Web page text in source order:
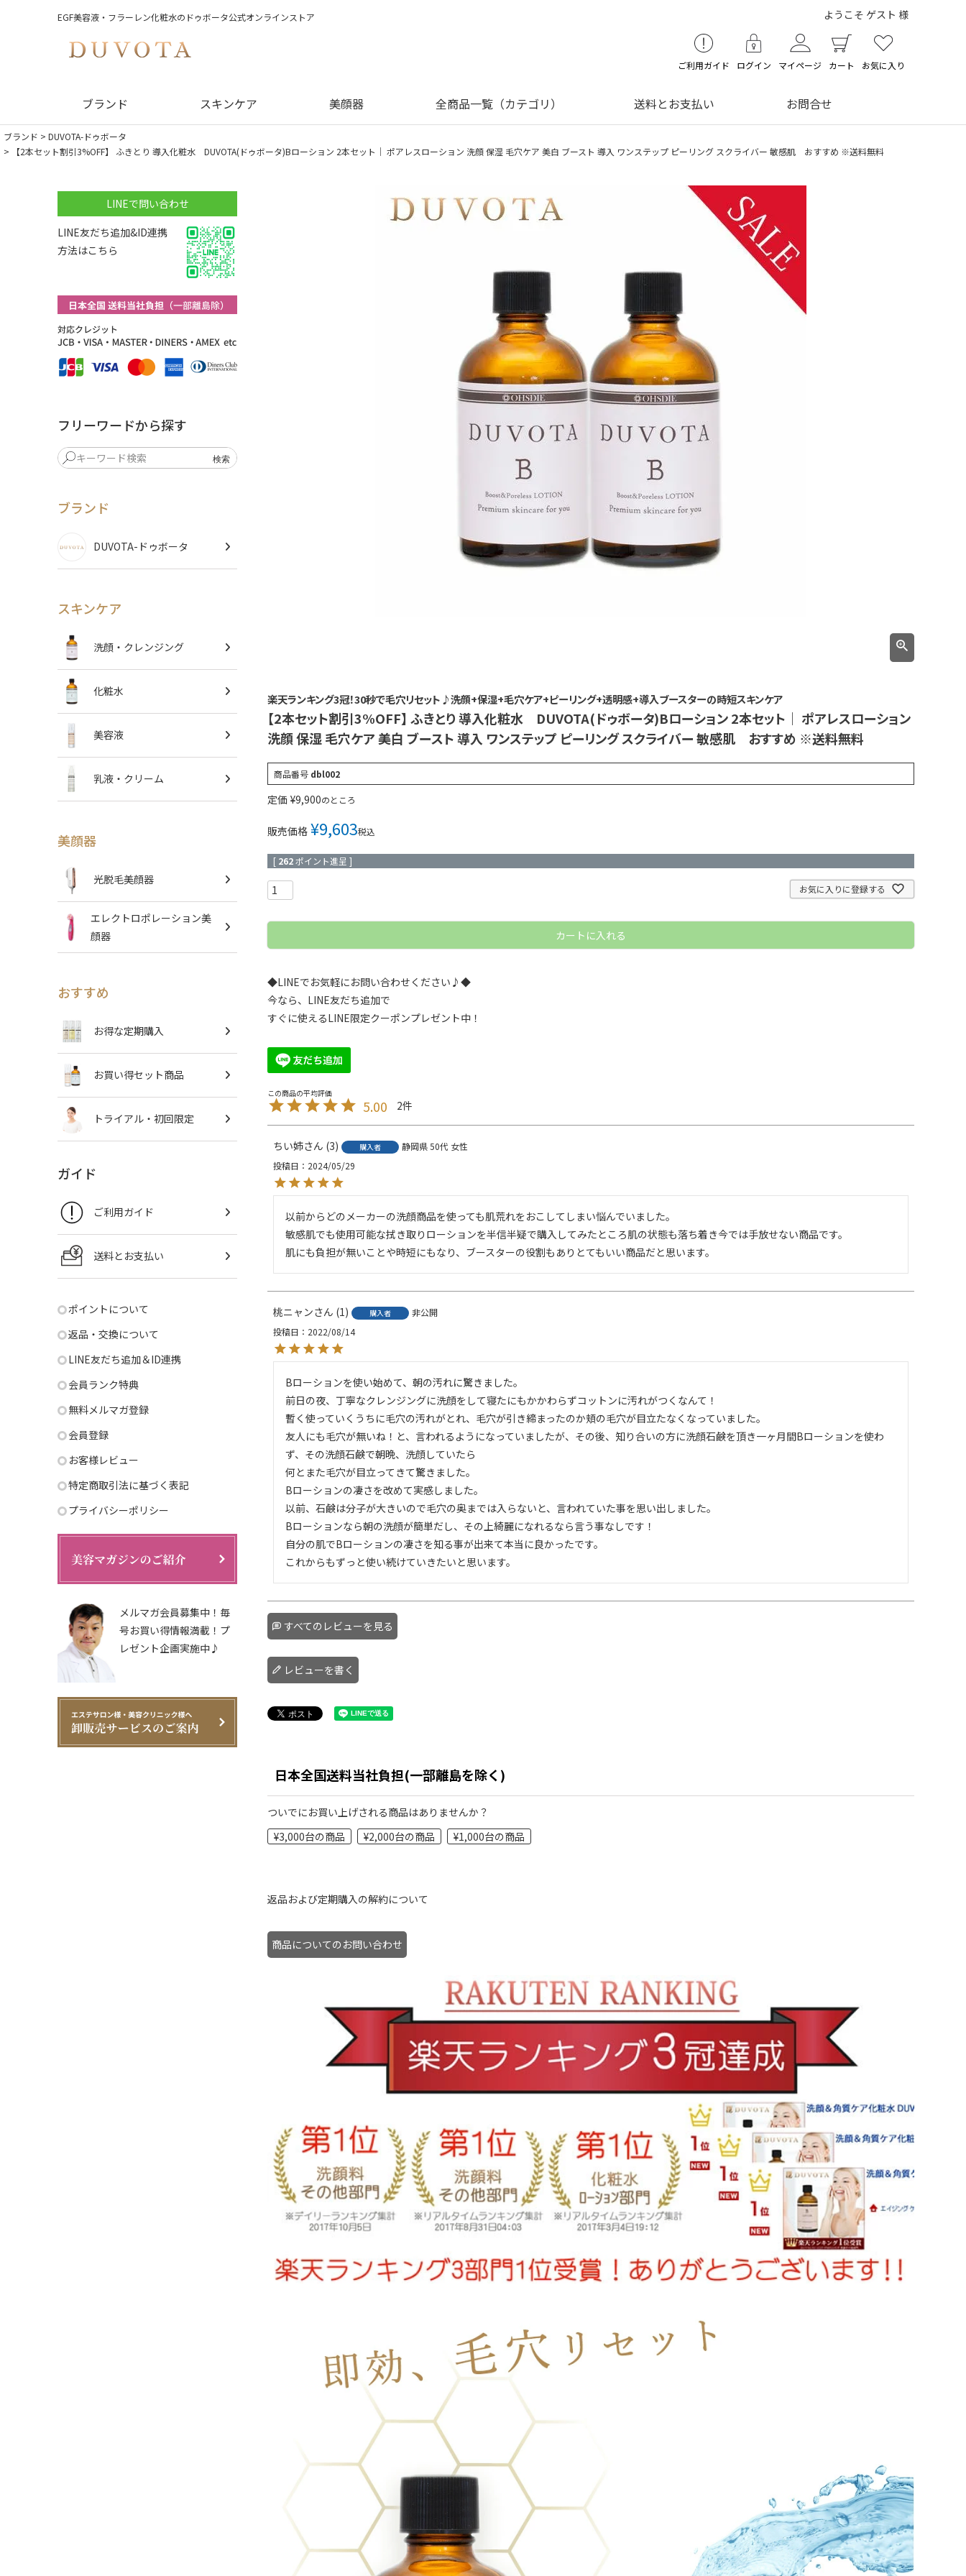
EGF美容液・フラーレン化粧水のドゥボータ公式オンラインストア ようこそ ゲスト 様
ご利用ガイド ログイン マイページ カート お気に入り
ブランド スキンケア 美顔器 全商品一覧（カテゴリ） 送料とお支払い お問合せ
ブランド
DUVOTA-ドゥボータ
【2本セット割引3%OFF】 ふきとり 導入化粧水 DUVOTA(ドゥボータ)Bローション 2本セット｜ ポアレスローション 洗顔 保湿 毛穴ケア 美白 ブースト 導入 ワンステップ ピーリング スクライバー 敏感肌 おすすめ ※送料無料
LINEで問い合わせ
LINE友だち追加&ID連携
方法はこちら
フリーワードから探す
ブランド
DUVOTA-ドゥボータ
スキンケア
洗顔・クレンジング
化粧水
美容液
乳液・クリーム
美顔器
光脱毛美顔器
エレクトロポレーション美
顔器
おすすめ
お得な定期購入
お買い得セット商品
トライアル・初回限定
ガイド
ご利用ガイド
送料とお支払い
ポイントについて
返品・交換について
LINE友だち追加＆ID連携
会員ランク特典
無料メルマガ登録
会員登録
お客様レビュー
特定商取引法に基づく表記
プライバシーポリシー
メルマガ会員募集中！毎
号お買い得情報満載！プ
レゼント企画実施中♪
楽天ランキング3冠！30秒で毛穴リセット♪洗顔+保湿+毛穴ケア+ピーリング+透明感+導入ブースターの時短スキンケア
【2本セット割引3%OFF】 ふきとり 導入化粧水 DUVOTA(ドゥボータ)Bローション 2本セット｜ ポアレスローション
洗顔 保湿 毛穴ケア 美白 ブースト 導入 ワンステップ ピーリング スクライバー 敏感肌 おすすめ ※送料無料
商品番号 dbl002
定価 ¥9,900のところ
販売価格 ¥9,603税込
[ 262ポイント進呈 ]
お気に入りに登録する
カートに入れる
◆LINEでお気軽にお問い合わせください♪◆
今なら、LINE友だち追加で
すぐに使えるLINE限定クーポンプレゼント中！
5.00 2
ちい姉 3 購入者 静岡県50代 女性
投稿日
2024/05/29
以前からどのメーカーの洗顔商品を使っても肌荒れをおこしてしまい悩んでいました。
敏感肌でも使用可能な拭き取りローションを半信半疑で購入してみたところ肌の状態も落ち着き今では手放せない商品です。
肌にも負担が無いことや時短にもなり、ブースターの役割もありとてもいい商品だと思います。
桃ニャン 1 購入者
非公開
投稿日
2022/08/14
Bローションを使い始めて、朝の汚れに驚きました。
前日の夜、丁寧なクレンジングに洗顔をして寝たにもかかわらずコットンに汚れがつくなんて！
暫く使っていくうちに毛穴の汚れがとれ、毛穴が引き締まったのか頬の毛穴が目立たなくなっていました。
友人にも毛穴が無いね！と、言われるようになっていましたが、その後、知り合いの方に洗顔石鹸を頂き一ヶ月間Bローションを使わ
ず、その洗顔石鹸で朝晩、洗顔していたら
何とまた毛穴が目立ってきて驚きました。
Bローションの凄さを改めて実感しました。
以前、石鹸は分子が大きいので毛穴の奥までは入らないと、言われていた事を思い出しました。
Bローションなら朝の洗顔が簡単だし、その上綺麗になれるなら言う事なしです！
自分の肌でBローションの凄さを知る事が出来て本当に良かったです。
これからもずっと使い続けていきたいと思います。
すべてのレビューを見る
レビューを書く
日本全国送料当社負担(一部離島を除く)
ついでにお買い上げされる商品はありませんか？
¥3,000台の商品
¥2,000台の商品 ¥1,000台の商品
返品および定期購入の解約について
商品についてのお問い合わせ